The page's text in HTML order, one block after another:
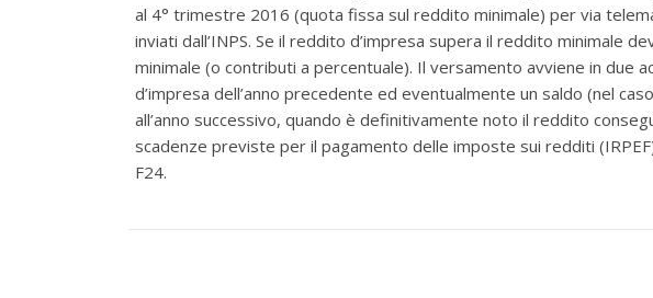
al 4° trimestre 2016 (quota fissa sul reddito minimale) per via
inviati dall’INPS. Se il reddito d’impresa supera il reddito minimale
minimale (o contributi a percentuale). Il versamento avviene in due
d’impresa dell’anno precedente ed eventualmente un saldo (nel
all’anno successivo, quando è definitivamente noto il reddito
scadenze previste per il pagamento delle imposte sui redditi
F24.